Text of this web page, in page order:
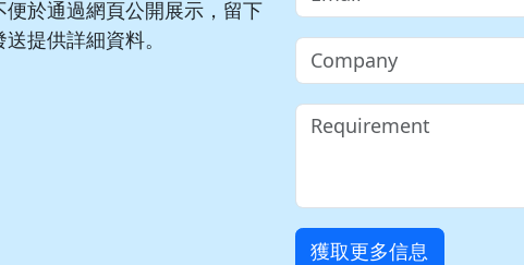
便於通過網頁公開展示，留下
提供詳細資料。
獲取更多信息